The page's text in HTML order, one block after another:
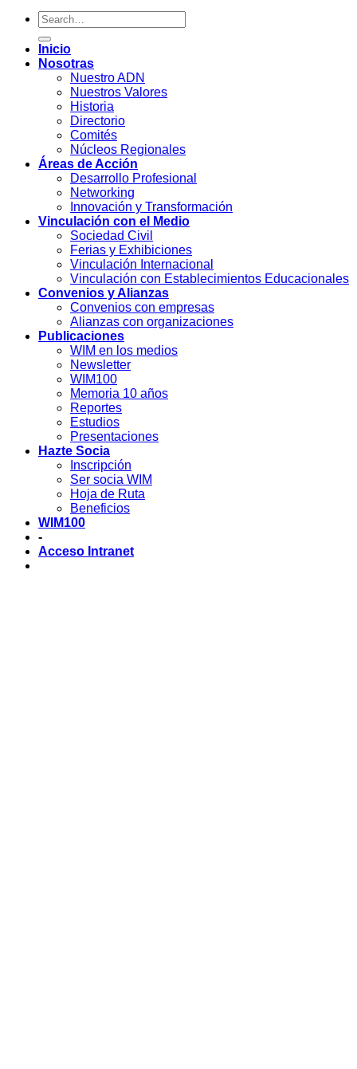
Inicio
Nosotras
Nuestro ADN
Nuestros Valores
Historia
Directorio
Comités
Núcleos Regionales
Áreas de Acción
Desarrollo Profesional
Networking
Innovación y Transformación
Vinculación con el Medio
Sociedad Civil
Ferias y Exhibiciones
Vinculación Internacional
Vinculación con Establecimientos Educacionales
Convenios y Alianzas
Convenios con empresas
Alianzas con organizaciones
Publicaciones
WIM en los medios
Newsletter
WIM100
Memoria 10 años
Reportes
Estudios
Presentaciones
Hazte Socia
Inscripción
Ser socia WIM
Hoja de Ruta
Beneficios
WIM100
-
Acceso Intranet